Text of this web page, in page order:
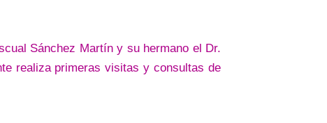
Sánchez Martín y su hermano el Dr.
realiza primeras visitas y consultas de